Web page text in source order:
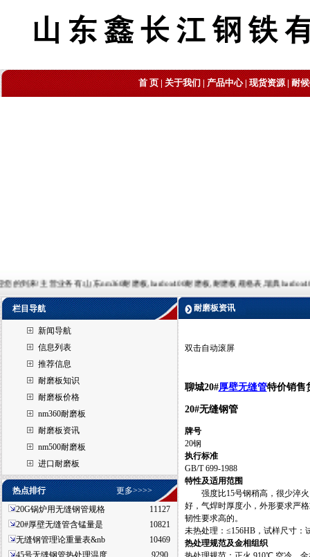
首 页|关于我们|产品中心|现货资源|耐
到来!主营业务有:山东nm360耐磨板,hardox400耐磨板,耐磨板规格表,瑞典
栏目导航
新闻导航
信息列表
推荐信息
耐磨板知识
耐磨板价格
nm360耐磨板
耐磨板资讯
nm500耐磨板
进口耐磨板
热点排行
更多>>>>
20G锅炉用无缝钢管规格
11127
20#厚壁无缝管含锰量是
10821
无缝钢管理论重量表&nb
10469
45号无缝钢管热处理温度
9290
耐磨板资讯
双击自动滚屏
聊城20#厚壁无缝管特价销售
20#无缝钢管
牌号
20钢
执行标准
GB/T 699-1988
特性及适用范围
强度比15号钢稍高，很少淬火
好，气焊时厚度小，外形要求严
韧性要求高的。
未热处理：≤156HB，试样尺寸：
热处理规范及金相组织